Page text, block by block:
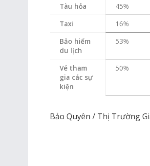
Tàu hỏa 45%
Taxi
16%
Bảo hiểm
du lịch
53%
Vé tham
gia các sự
kiện
50%
Bảo Quyên / Thị Trường